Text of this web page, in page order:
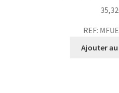
35,32
REF:
Ajouter